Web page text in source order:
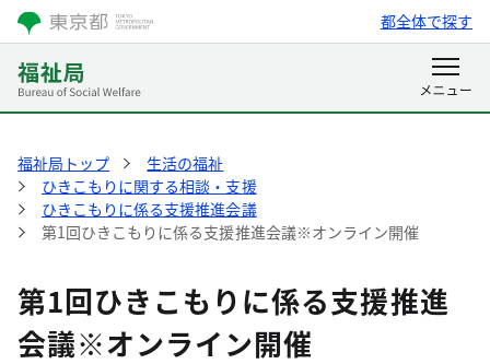
都全体で探す
福祉局トップ
生活の福祉
ひきこもりに関する相談・支援
ひきこもりに係る支援推進会議
第1回ひきこもりに係る支援推進会議※オンライン開催
第1回ひきこもりに係る支援推進
会議※オンライン開催